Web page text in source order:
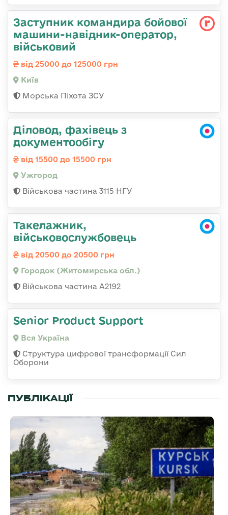
Заступник командиpа бойової
машини-навідник-оператор,
військовий
від 25000 до 125000 грн
Київ
Морська Піхота ЗСУ
Діловод, фахівець з
документообігу
від 15500 до 15500 грн
Ужгород
Військова частина 3115 НГУ
Такелажник,
військовослужбовець
від 20500 до 20500 грн
Городок (Житомирська обл.)
Військова частина А2192
Senior Product Support
Вся Україна
Структура цифрової трансформації Сил
Оборони
ПУБЛІКАЦІЇ